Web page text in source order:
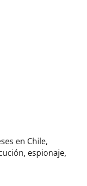
en Chile,
espionaje,